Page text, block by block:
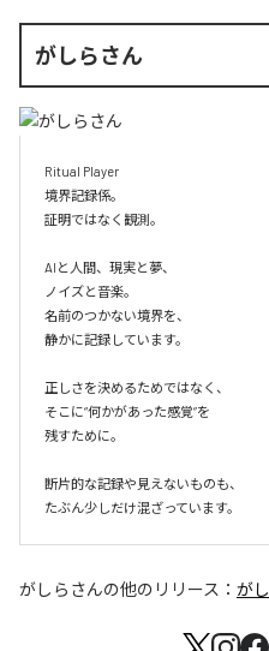
がしらさん
Ritual Player
境界記録係。
証明ではなく観測。
AIと人間、現実と夢、
ノイズと音楽。
名前のつかない境界を、
静かに記録しています。
正しさを決めるためではなく、
そこに“何かがあった感覚”を
残すために。
断片的な記録や見えないものも、
たぶん少しだけ混ざっています。
がしらさんの他のリリース： が